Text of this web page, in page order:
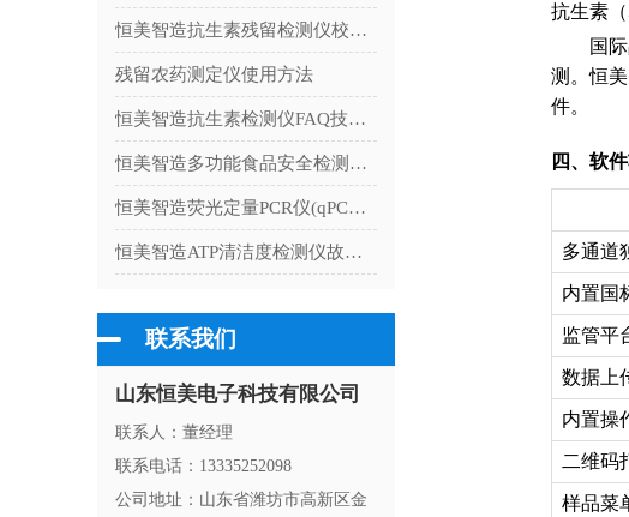
恒美智造抗生素残留检测仪校准流程：国内厂家计量检定与质控规范
残留农药测定仪使用方法
恒美智造抗生素检测仪FAQ技术问答：国产一线大厂高频问题解答
恒美智造多功能食品安全检测仪-食品安全智能分析系统在学校食堂食品安全管理中的应用实践
恒美智造荧光定量PCR仪(qPCR仪)新手操作入门
恒美智造ATP清洁度检测仪故障排查指南：表面洁净度检测仪问题与解决方案
联系我们
山东恒美电子科技有限公司
联系人：董经理
联系电话：13335252098
公司地址：山东省潍坊市高新区金
抗生素（
国
测。恒
件。
四、软
多通道
内置国
监管平
数据上
内置操
二维码
样品菜